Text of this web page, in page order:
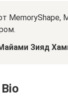
Зияд